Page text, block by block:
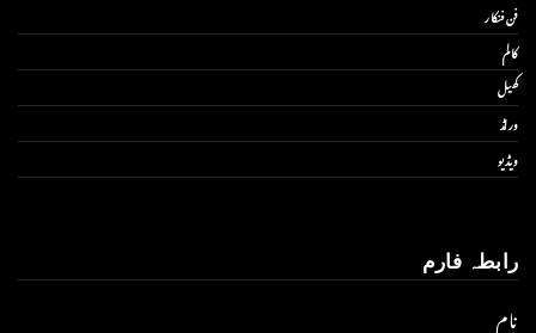
فن فنکار
کالم
کھیل
ورلڈ
ویڈیو
رابطہ فارم
نام